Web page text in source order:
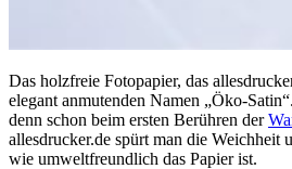
Das holzfreie Fotopapier, das
elegant anmutenden Namen „Öko-
denn schon beim ersten Berühren der
allesdrucker.de spürt man die Weichheit
wie umweltfreundlich das Papier ist.